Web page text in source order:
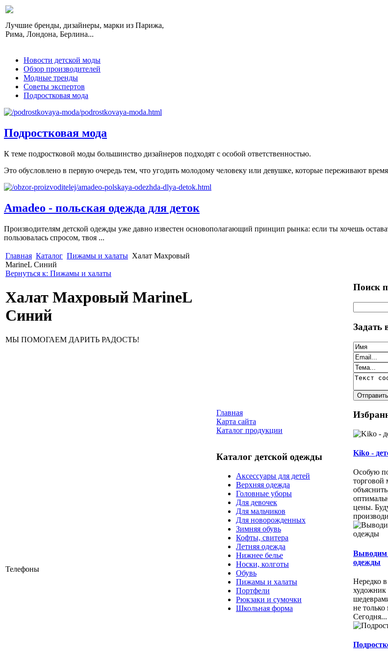
Лучшие бренды, дизайнеры, марки из Парижа,
Рима, Лондона, Берлина...
Новости детской моды
Обзор производителей
Модные тренды
Советы экспертов
Подростковая мода
Подростковая мода
К теме подростковой моды большинство дизайнеров подходят с особой ответственностью.
Это обусловлено в первую очередь тем, что угодить молодому человеку или девушке, которые переживают
Amadeo - польская одежда для деток
Производителям детской одежды уже давно известен основополагающий принцип рынка: если ты хочешь
пользовалась спросом, твоя ...
Главная Каталог Пижамы и халаты Халат Махровый
MarineL Синий
Вернуться к: Пижамы и халаты
Халат Махровый MarineL
Синий
МЫ ПОМОГАЕМ ДАРИТЬ РАДОСТЬ!
Телефоны
Главная
Карта сайта
Каталог продукции
Каталог детской одежды
Аксессуары для детей
Верхняя одежда
Головные уборы
Для девочек
Для мальчиков
Для новорожденных
Зимняя обувь
Кофты, свитера
Летняя одежда
Нижнее белье
Носки, колготы
Обувь
Пижамы и халаты
Портфели
Рюкзаки и сумочки
Школьная форма
Поиск
Задать
Kiko -
Особую
цены.
Выводим
одежды
Нередко
художник
не
Сегодня...